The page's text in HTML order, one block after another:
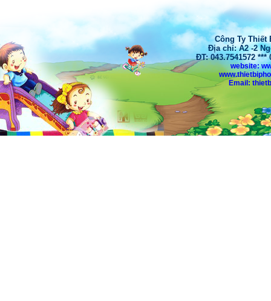
Công Ty Thiết
Địa chỉ: A2 -2
ĐT: 043.7541572 ***
website:
Email: